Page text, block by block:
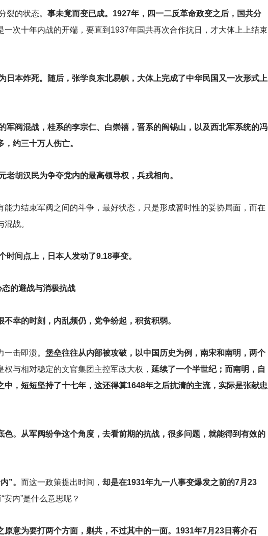
裂的状态。 事未竟而变已成。1927年，四一二反革命政变之后，国共分
一次十年内战的开端，要直到1937年国共再次合作抗日，才大体上上结束
日本炸死。随后，张学良东北易帜，大体上完成了中华民国又一次形式上
军阀混战，桂系的李宗仁、白崇禧，晋系的阎锡山，以及西北军系统的冯
约三十万人伤亡。
胡汉民为争夺党内的最高领导权，兵戎相向。
力结束军阀之间的斗争，最好状态，只是形成暂时性的妥协局面，而在
战。
间点上，日本人发动了9.18事变。
态的避战与消极抗战
幸的时刻，内乱频仍，党争纷起，积贫积弱。
击即溃。 堡垒往往从内部被攻破，以中国历史为例，南宋和南明，两个
权与相对稳定的文官集团主控军政大权， 延续了一个半世纪；而南明，自
，短短坚持了十七年，这还得算1648年之后抗清的主流，实际是张献忠
色。从军阀纷争这个角度，去看前期的抗战，很多问题，就能得到有效的
”。 而这一政策提出时间， 却是在1931年九一八事变爆发之前的7月23
内”是什么意思呢？
原意为要打两个方面，剿共，不过其中的一面。1931年7月23日蒋介石